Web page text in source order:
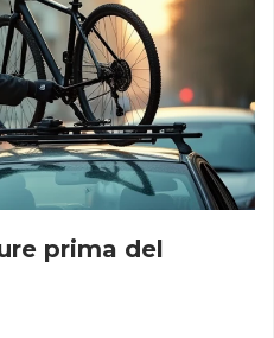
prima del